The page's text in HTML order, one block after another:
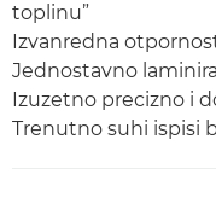
toplinu”
Izvanredna
Jednostavno
Izuzetno precizno i
Trenutno suhi ispisi